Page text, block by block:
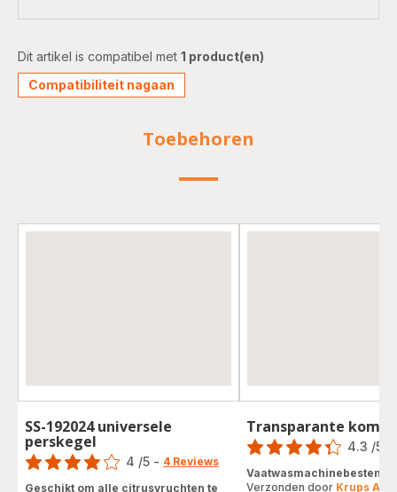
Dit artikel is compatibel met 1 product(en)
Compatibiliteit nagaan
Toebehoren
SS-192024 universele
perskegel
Score
4 /5 - 4 Reviews
Geschikt om alle citrusvruchten te
Transparante kom
Score
4.3 /5
Verzonden door Krups